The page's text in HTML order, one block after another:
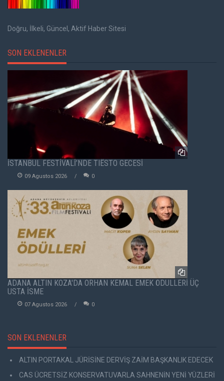
Doğru, İlkeli, Güncel, Aktif Haber Sitesi
SON EKLENENLER
İSTANBUL FESTİVALİ’NDE TIËSTO GECESİ
09 Agustos 2026 0
ADANA ALTIN KOZA'DA ORHAN KEMAL EMEK ÖDÜLLERİ ÜÇ
USTA İSME
07 Agustos 2026 0
SON EKLENENLER
ALTIN PORTAKAL JÜRİSİNE DERVİŞ ZAİM BAŞKANLIK EDECEK
CAS ÜCRETSİZ KONSERVATUVARLA SAHNENİN YENİ YÜZLERİ